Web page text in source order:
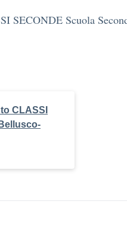
SECONDE Scuola
CLASSI